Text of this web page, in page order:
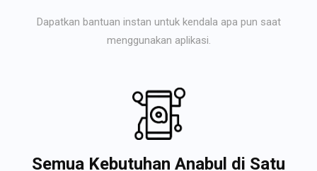
Dapatkan bantuan instan untuk kendala apa pun saat
menggunakan aplikasi.
Semua Kebutuhan Anabul di Satu